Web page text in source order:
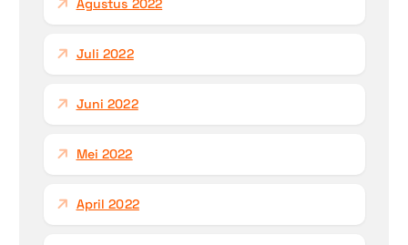
Agustus 2022
Juli 2022
Juni 2022
Mei 2022
April 2022